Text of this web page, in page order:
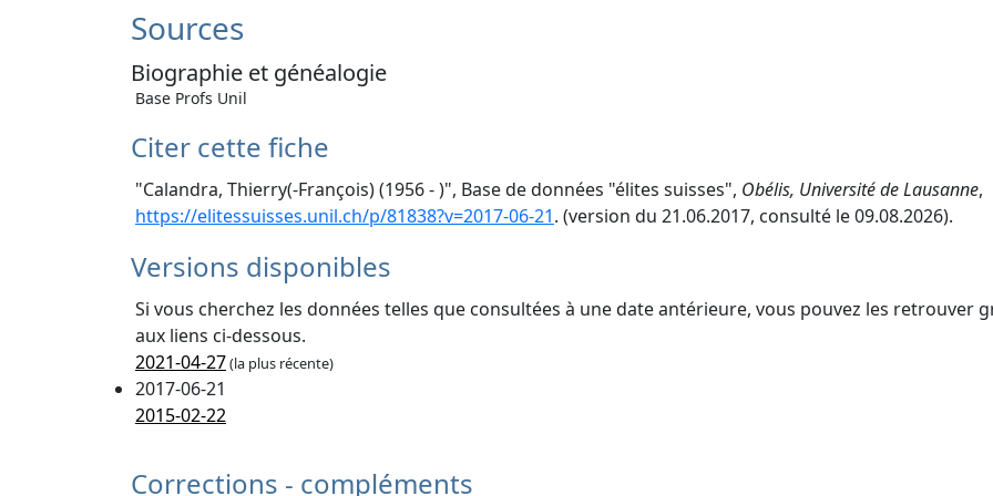
Sources
Biographie et généalogie
Base Profs Unil
Citer cette fiche
"Calandra, Thierry(-François) (1956 - )", Base de données "élites suisses", Obélis, Université de Lausanne,
https://elitessuisses.unil.ch/p/81838?v=2017-06-21. (version du 21.06.2017, consulté le 09.08.2026).
Versions disponibles
Si vous cherchez les données telles que consultées à une date antérieure, vous pouvez les retrouver
aux liens ci-dessous.
2021-04-27(la plus récente)
2017-06-21
2015-02-22
Corrections - compléments